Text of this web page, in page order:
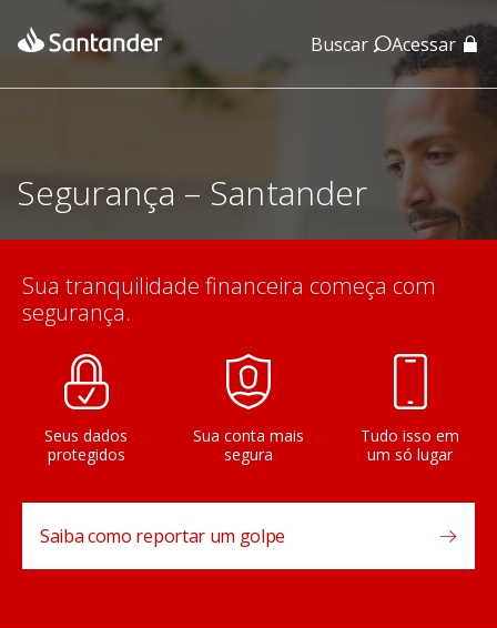
App Santander Buscar Acessar
Segurança – Santander
Sua tranquilidade financeira começa com
segurança.
Seus dados
protegidos
Sua conta mais
segura
Tudo isso em
um só lugar
Saiba como reportar um golpe